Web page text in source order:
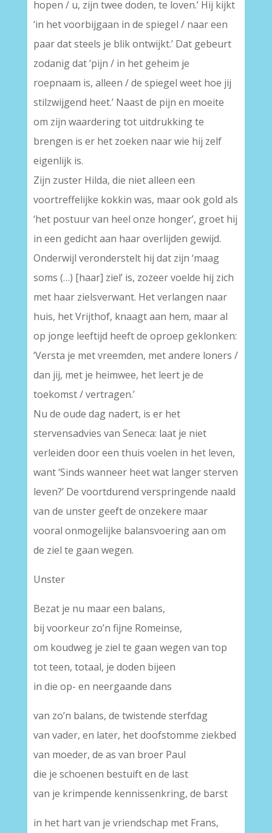
hopen / u, zijn twee doden, te loven.’ Hij kijkt
‘in het voorbijgaan in de spiegel / naar een
paar dat steels je blik ontwijkt.’ Dat gebeurt
zodanig dat ‘pijn / in het geheim je
roepnaam is, alleen / de spiegel weet hoe jij
stilzwijgend heet.’ Naast de pijn en moeite
om zijn waardering tot uitdrukking te
brengen is er het zoeken naar wie hij zelf
eigenlijk is.
Zijn zuster Hilda, die niet alleen een
voortreffelijke kokkin was, maar ook gold als
‘het postuur van heel onze honger’, groet hij
in een gedicht aan haar overlijden gewijd.
Onderwijl veronderstelt hij dat zijn ‘maag
soms (…) [haar] ziel’ is, zozeer voelde hij zich
met haar zielsverwant. Het verlangen naar
huis, het Vrijthof, knaagt aan hem, maar al
op jonge leeftijd heeft de oproep geklonken:
‘Versta je met vreemden, met andere loners /
dan jij, met je heimwee, het leert je de
toekomst / vertragen.’
Nu de oude dag nadert, is er het
stervensadvies van Seneca: laat je niet
verleiden door een thuis voelen in het leven,
want ‘Sinds wanneer heet wat langer sterven
leven?’ De voortdurend verspringende naald
van de unster geeft de onzekere maar
vooral onmogelijke balansvoering aan om
de ziel te gaan wegen.
Unster
Bezat je nu maar een balans,
bij voorkeur zo’n fijne Romeinse,
om koudweg je ziel te gaan wegen van top
tot teen, totaal, je doden bijeen
in die op- en neergaande dans
van zo’n balans, de twistende sterfdag
van vader, en later, het doofstomme ziekbed
van moeder, de as van broer Paul
die je schoenen bestuift en de last
van je krimpende kennissenkring, de barst
in het hart van je vriendschap met Frans,